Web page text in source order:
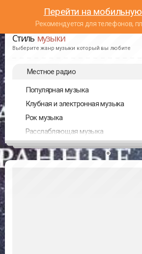
Перейти на
Рекомендуется для телефонов,
Стиль музыки
Выберите жанр музыки который вы любите
Местное радио
Популярная музыка
Клубная и электронная музыка
Рок музыка
Расслабляющая музыка